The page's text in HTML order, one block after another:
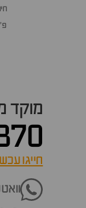
מוקד
חייגו
וואטסאפ